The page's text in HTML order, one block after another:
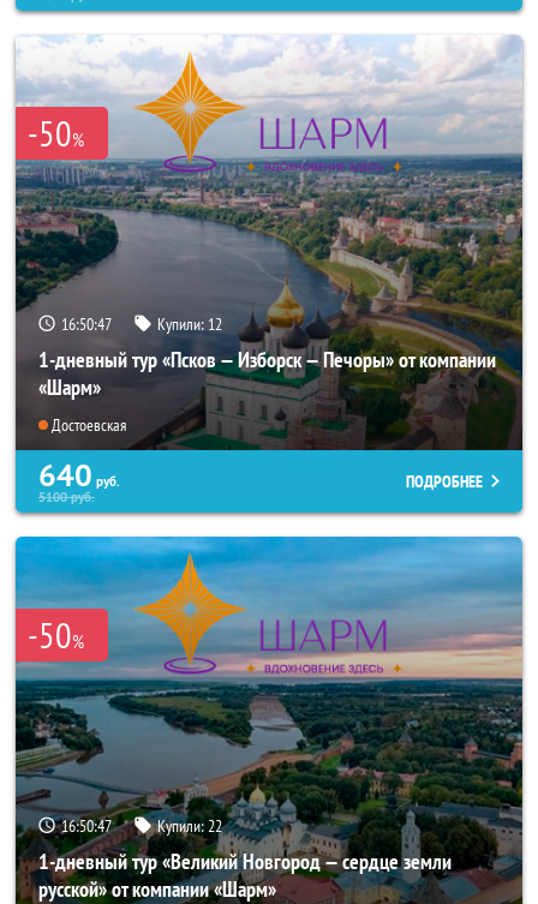
-50%
16:50:44 Купили: 12
1-дневный тур «Псков — Изборск — Печоры» от компании
«Шарм»
Достоевская
640 руб.
5100руб.
ПОДРОБНЕЕ
-50%
16:50:44 Купили: 22
1-дневный тур «Великий Новгород — сердце земли
русской» от компании «Шарм»